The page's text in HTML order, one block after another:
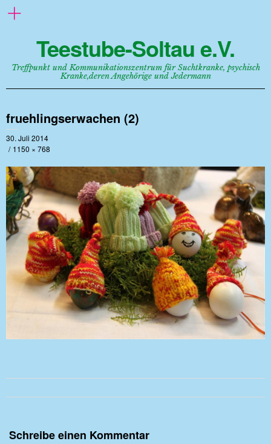
Teestube-Soltau e.V.
Treffpunkt und Kommunikationszentrum für Suchtkranke, psychisch
Kranke,deren Angehörige und Jedermann
fruehlingserwachen (2)
30. Juli 2014
1150 × 768
Schreibe einen Kommentar